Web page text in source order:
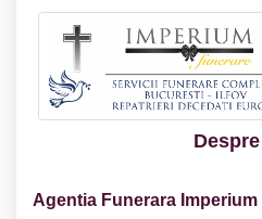
Agentia Funerara Imperium